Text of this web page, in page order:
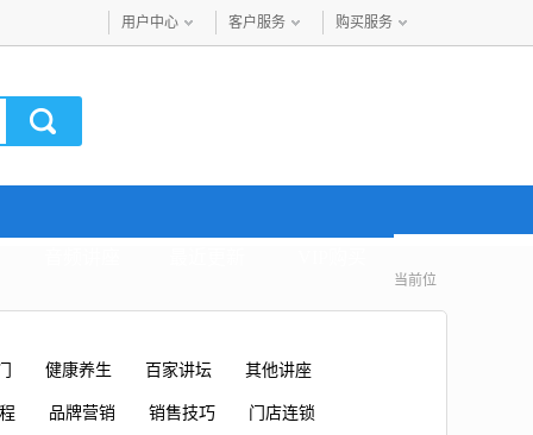
用户中心 客户服务 购买服务
当前位
健康养生 百家讲坛 其他讲座
品牌营销 销售技巧 门店连锁